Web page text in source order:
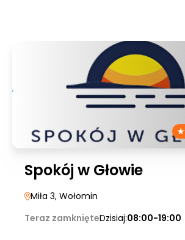
Spokój w Głowie
Miła 3, Wołomin
Teraz zamknięteDzisiaj:08:00-19:00